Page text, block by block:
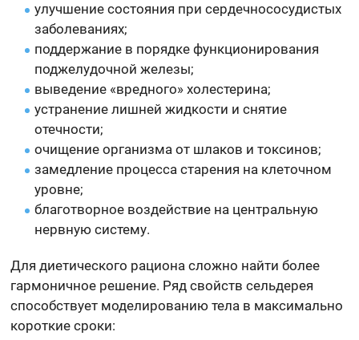
улучшение состояния при сердечнососудистых
заболеваниях;
поддержание в порядке функционирования
поджелудочной железы;
выведение «вредного» холестерина;
устранение лишней жидкости и снятие
отечности;
очищение организма от шлаков и токсинов;
замедление процесса старения на клеточном
уровне;
благотворное воздействие на центральную
нервную систему.
Для диетического рациона сложно найти более
гармоничное решение. Ряд свойств сельдерея
способствует моделированию тела в максимально
короткие сроки: